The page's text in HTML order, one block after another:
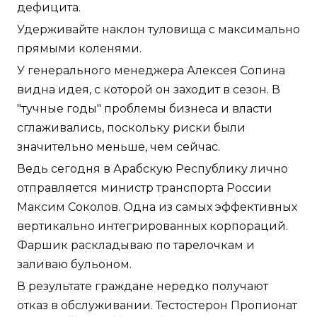
дефицита.
Удерживайте наклон туловища с максимально
прямыми коленями.
У генерального менеджера Алексея Сопина
видна идея, с которой он заходит в сезон. В
"тучные годы" проблемы бизнеса и власти
сглаживались, поскольку риски были
значительно меньше, чем сейчас.
Ведь сегодня в Арабскую Республику лично
отправляется министр транспорта России
Максим Соколов. Одна из самых эффективных
вертикально интегрированных корпораций.
Фаршик раскладываю по тарелочкам и
заливаю бульоном.
В результате граждане нередко получают
отказ в обслуживании. Тестостерон Пропионат